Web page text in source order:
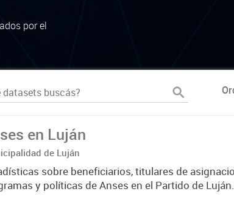
por el
en Luján
de Luján
sobre beneficiarios, titulares de
y políticas de Anses en el Partido de Luján.